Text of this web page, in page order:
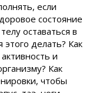
если
состояние
оставаться в
делать? Как
и
Как
чтобы